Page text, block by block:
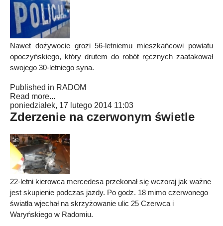
Nawet dożywocie grozi 56-letniemu mieszkańcowi powiatu
opoczyńskiego, który drutem do robót ręcznych zaatakował
swojego 30-letniego syna.
Published in RADOM
Read more...
poniedziałek, 17 lutego 2014 11:03
Zderzenie na czerwonym świetle
22-letni kierowca mercedesa przekonał się wczoraj jak ważne
jest skupienie podczas jazdy. Po godz. 18 mimo czerwonego
światła wjechał na skrzyżowanie ulic 25 Czerwca i
Waryńskiego w Radomiu.